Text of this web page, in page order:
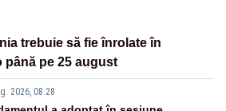
trebuie să fie înrolate în
până pe 25 august
2026, 08:28